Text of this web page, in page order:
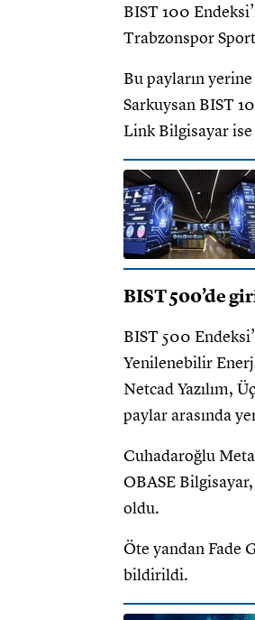
BIST 100
Trabzonspor
Bu payların
Sarkuysan BIST
Link Bilgisayar
BIST 500’de
BIST 500
Yenilenebilir
Netcad Yazılım,
paylar arasında
Cuhadaroğlu
OBASE
oldu.
Öte yandan Fade
bildirildi.